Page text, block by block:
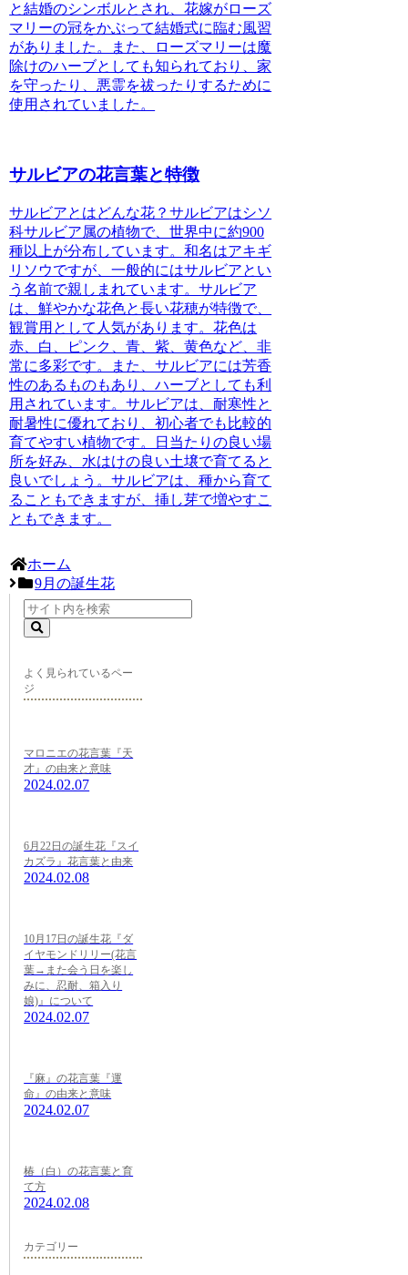
と結婚のシンボルとされ、花嫁がローズ
マリーの冠をかぶって結婚式に臨む風習
がありました。また、ローズマリーは魔
除けのハーブとしても知られており、家
を守ったり、悪霊を祓ったりするために
使用されていました。
サルビアの花言葉と特徴
サルビアとはどんな花？サルビアはシソ
科サルビア属の植物で、世界中に約900
種以上が分布しています。和名はアキギ
リソウですが、一般的にはサルビアとい
う名前で親しまれています。サルビア
は、鮮やかな花色と長い花穂が特徴で、
観賞用として人気があります。花色は
赤、白、ピンク、青、紫、黄色など、非
常に多彩です。また、サルビアには芳香
性のあるものもあり、ハーブとしても利
用されています。サルビアは、耐寒性と
耐暑性に優れており、初心者でも比較的
育てやすい植物です。日当たりの良い場
所を好み、水はけの良い土壌で育てると
良いでしょう。サルビアは、種から育て
ることもできますが、挿し芽で増やすこ
ともできます。
ホーム
9月の誕生花
よく見られているペー
ジ
マロニエの花言葉『天
才』の由来と意味
2024.02.07
6月22日の誕生花『スイ
カズラ』花言葉と由来
2024.02.08
10月17日の誕生花『ダ
イヤモンドリリー(花言
葉→また会う日を楽し
みに、忍耐、箱入り
娘)』について
2024.02.07
『麻』の花言葉『運
命』の由来と意味
2024.02.07
椿（白）の花言葉と育
て方
2024.02.08
カテゴリー